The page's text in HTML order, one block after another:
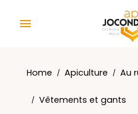

Home Apiculture Au
Vêtements et gants